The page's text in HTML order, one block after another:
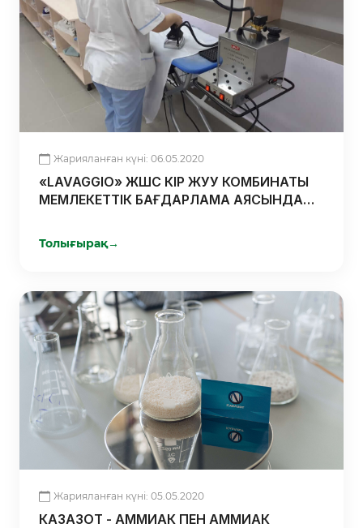
Жарияланған күні: 06.05.2020
«LAVAGGIO» ЖШС КІР ЖУУ КОМБИНАТЫ
МЕМЛЕКЕТТІК БАҒДАРЛАМА АЯСЫНДА
Толығырақ→
Жарияланған күні: 05.05.2020
КАЗАЗОТ - АММИАК ПЕН АММИАК